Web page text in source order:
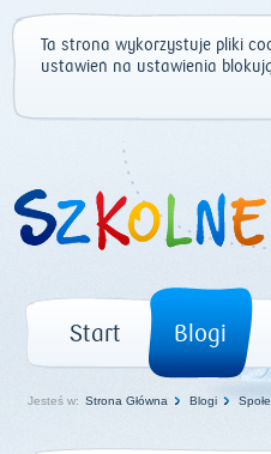
Ta strona wykorzystuje pliki
ustawień na ustawienia
Start Blogi
Jesteś w: Strona Główna Blogi